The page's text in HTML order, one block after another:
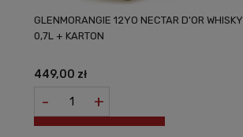
GLENMORANGIE 12YO NECTAR D'OR WHISKY
0,7L + KARTON
449,00 zł
- +